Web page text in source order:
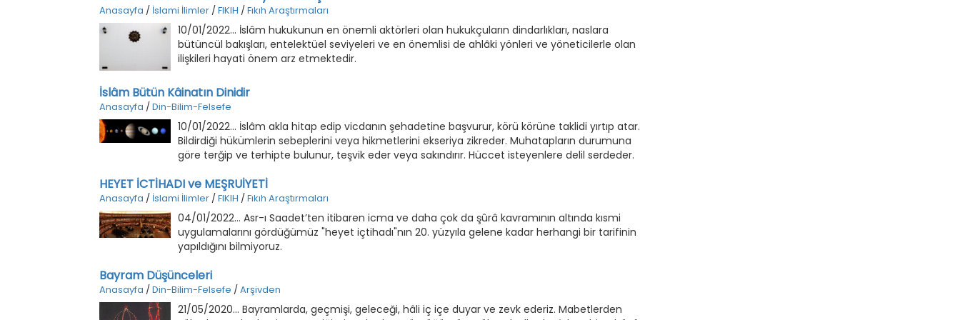
Anasayfa / İslami İlimler /FIKIH /Fıkıh Araştırmaları
10/01/2022... İslâm hukukunun en önemli aktörleri olan hukukçuların dindarlıkları, naslara
bütüncül bakışları, entelektüel seviyeleri ve en önemlisi de ahlâki yönleri ve yöneticilerle olan
ilişkileri hayati önem arz etmektedir.
İslâm Bütün Kâinatın Dinidir
Anasayfa /Din-Bilim-Felsefe
10/01/2022... İslâm akla hitap edip vicdanın şehadetine başvurur, körü körüne taklidi yırtıp atar.
Bildirdiği hükümlerin sebeplerini veya hikmetlerini ekseriya zikreder. Muhatapların durumuna
göre terğip ve terhipte bulunur, teşvik eder veya sakındırır. Hüccet isteyenlere delil serdeder.
HEYET İCTİHADI ve MEŞRUİYETİ
Anasayfa / İslami İlimler /FIKIH /Fıkıh Araştırmaları
04/01/2022... Asr-ı Saadet’ten itibaren icma ve daha çok da şûrâ kavramının altında kısmi
uygulamalarını gördüğümüz "heyet içtihadı"nın 20. yüzyıla gelene kadar herhangi bir tarifinin
yapıldığını bilmiyoruz.
Bayram Düşünceleri
Anasayfa /Din-Bilim-Felsefe /Arşivden
21/05/2020... Bayramlarda, geçmişi, geleceği, hâli iç içe duyar ve zevk ederiz. Mabetlerden